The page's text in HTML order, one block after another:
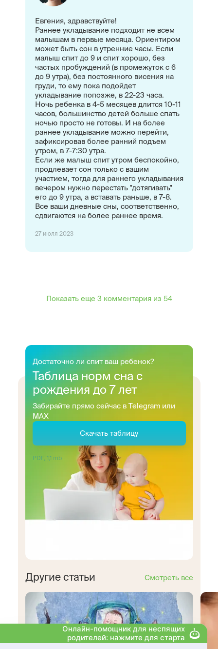
Евгения, здравствуйте!
Раннее укладывание подходит не всем
малышам в первые месяца. Ориентиром
может быть сон в утренние часы. Если
малыш спит до 9 и спит хорошо, без
частых пробуждений (в промежуток с 6
до 9 утра), без постоянного висения на
груди, то ему пока подойдет
укладывание попозже, в 22-23 часа.
Ночь ребенка в 4-5 месяцев длится 10-11
часов, большинство детей больше спать
ночью просто не готовы. И на более
раннее укладывание можно перейти,
зафиксировав более ранний подъем
утром, в 7-7:30 утра.
Если же малыш спит утром беспокойно,
продлевает сон только с вашим
участием, тогда для раннего укладывания
вечером нужно перестать "дотягивать"
его до 9 утра, а вставать раньше, в 7-8.
Все ваши дневные сны, соответственно,
сдвигаются на более раннее время.
27 июля 2023
Показать еще 3 комментария из 54
Достаточно ли спит ваш ребенок?
Таблица норм сна с
рождения до 7 лет
Забирайте прямо сейчас в Telegram или
MAX
Скачать таблицу
PDF, 1,1 mb
Другие статьи Смотреть все